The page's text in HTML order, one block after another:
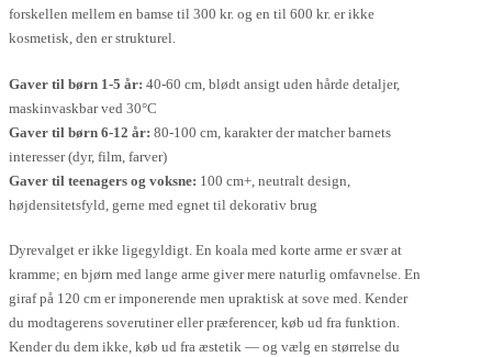
forskellen mellem en bamse til 300 kr. og en til 600 kr. er ikke
kosmetisk, den er strukturel.
Gaver til børn 1-5 år: 40-60 cm, blødt ansigt uden hårde detaljer,
maskinvaskbar ved 30°C
Gaver til børn 6-12 år: 80-100 cm, karakter der matcher barnets
interesser (dyr, film, farver)
Gaver til teenagers og voksne: 100 cm+, neutralt design,
højdensitetsfyld, gerne med egnet til dekorativ brug
Dyrevalget er ikke ligegyldigt. En koala med korte arme er svær at
kramme; en bjørn med lange arme giver mere naturlig omfavnelse. En
giraf på 120 cm er imponerende men upraktisk at sove med. Kender
du modtagerens soverutiner eller præferencer, køb ud fra funktion.
Kender du dem ikke, køb ud fra æstetik — og vælg en størrelse du